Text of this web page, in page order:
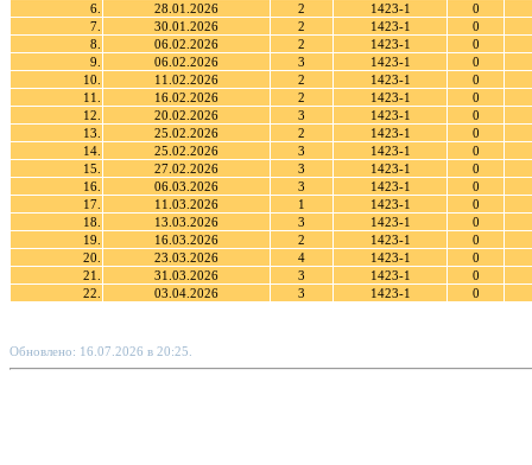
6.
28.01.2026 2 1423-1
0
7.
30.01.2026 2 1423-1
0
8.
06.02.2026 2 1423-1
0
9.
06.02.2026 3 1423-1
0
10.
11.02.2026 2 1423-1
0
11.
16.02.2026 2 1423-1
0
12.
20.02.2026 3 1423-1
0
13.
25.02.2026 2 1423-1
0
14.
25.02.2026 3 1423-1
0
15.
27.02.2026 3 1423-1
0
16.
06.03.2026 3 1423-1
0
17.
11.03.2026 1 1423-1
0
18.
13.03.2026 3 1423-1
0
19.
16.03.2026 2 1423-1
0
20.
23.03.2026 4 1423-1
0
21.
31.03.2026 3 1423-1
0
22.
03.04.2026 3 1423-1 0
Обновлено: 16.07.2026 в 20:25.